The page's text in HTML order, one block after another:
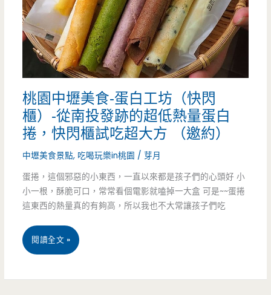
約）
要
推
薦，
己
吃
還
送
禮
都
超
有
桃園中壢美食-蛋白工坊（快閃
櫃）-從南投發跡的超低熱量蛋白
捲，快閃櫃試吃超大方 （邀約）
中壢美食景點, 吃喝玩樂in桃園 /芽月
蛋捲，這個邪惡的小東西，一直以來都是孩子們的心頭好 小
小一根，酥脆可口，常常看個電影就嗑掉一大盒 可是~~蛋捲
這東西的熱量真的有夠高，所以我也不大常讓孩子們吃
桃
閱讀全文 »